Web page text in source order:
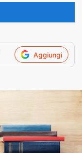
Aggiungi